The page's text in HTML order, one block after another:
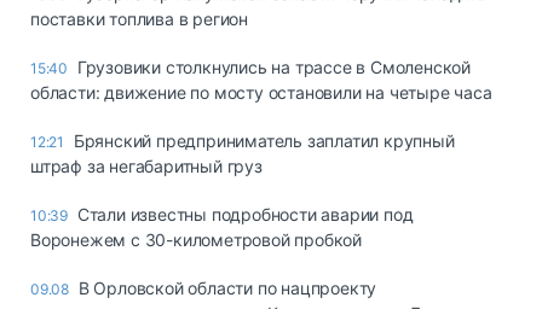
поставки топлива в регион
15:40
Грузовики столкнулись на трассе в Смоленской
области: движение по мосту остановили на четыре часа
12:21
Брянский предприниматель заплатил крупный
штраф за негабаритный груз
10:39 Стали известны подробности аварии под
Воронежем с 30-километровой пробкой
09.08 В Орловской области по нацпроекту